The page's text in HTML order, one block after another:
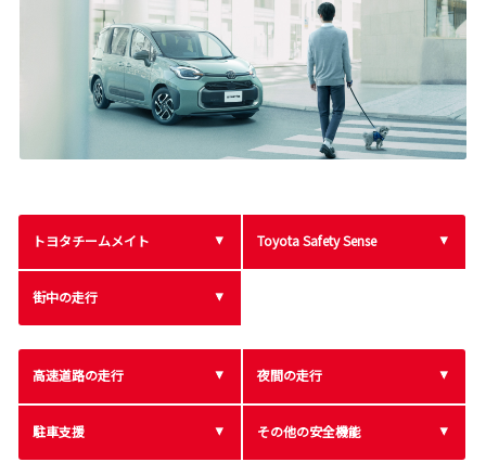
トヨタチームメイト Toyota Safety Sense
街中の走行
高速道路の走行 夜間の走行
駐車支援 その他の安全機能